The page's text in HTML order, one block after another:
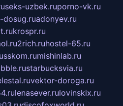
seks-uzbek.ruporno-vk.ru
dosug.ruadonyev.ru
krospr.ru
2rich.ruhostel-65.ru
mishinlab.ru
starbucksvia.ru
vektor-doroga.ru
lenasever.rulovinskix.ru